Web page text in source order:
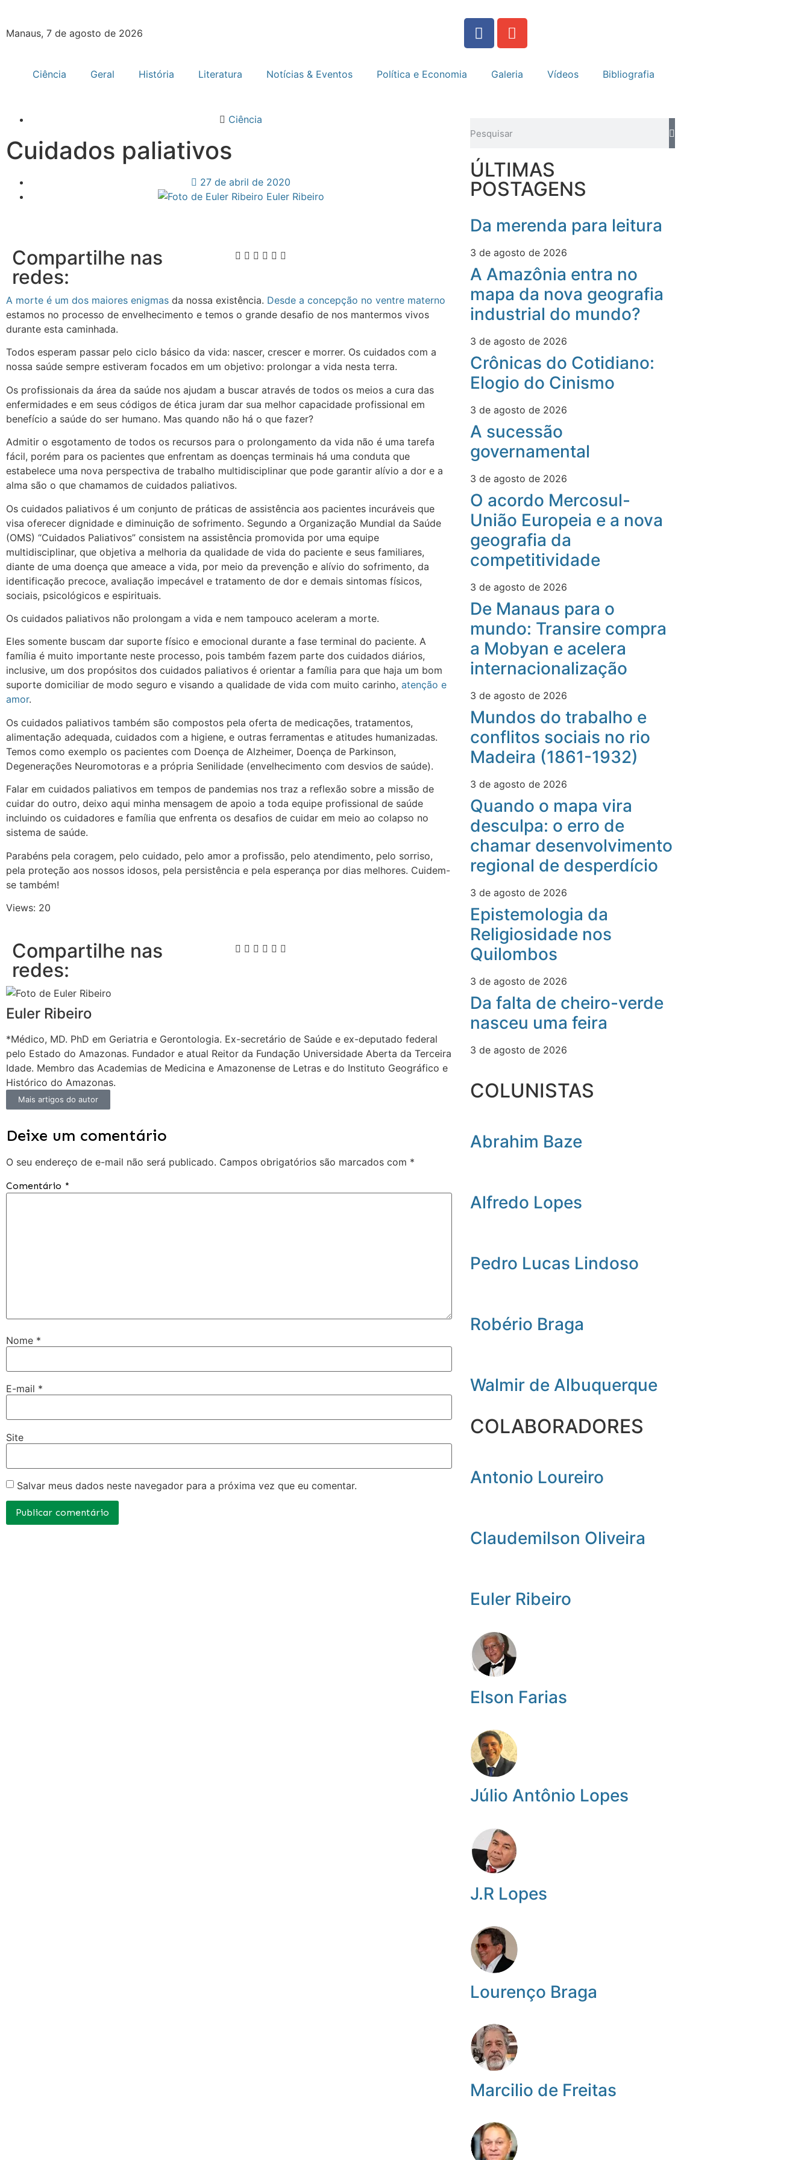
Manaus, 7 de agosto de 2026
Ciência Geral História Literatura Notícias & Eventos Política e Economia Galeria Vídeos Bibliografia
Ciência
Cuidados paliativos
27 de abril de 2020
Euler Ribeiro
Compartilhe nas
redes:
A morte é um dos maiores enigmas da nossa existência. Desde a concepção no ventre materno
estamos no processo de envelhecimento e temos o grande desafio de nos mantermos vivos
durante esta caminhada.
Todos esperam passar pelo ciclo básico da vida: nascer, crescer e morrer. Os cuidados com a
nossa saúde sempre estiveram focados em um objetivo: prolongar a vida nesta terra.
Os profissionais da área da saúde nos ajudam a buscar através de todos os meios a cura das
enfermidades e em seus códigos de ética juram dar sua melhor capacidade profissional em
benefício a saúde do ser humano. Mas quando não há o que fazer?
Admitir o esgotamento de todos os recursos para o prolongamento da vida não é uma tarefa
fácil, porém para os pacientes que enfrentam as doenças terminais há uma conduta que
estabelece uma nova perspectiva de trabalho multidisciplinar que pode garantir alívio a dor e a
alma são o que chamamos de cuidados paliativos.
Os cuidados paliativos é um conjunto de práticas de assistência aos pacientes incuráveis que
visa oferecer dignidade e diminuição de sofrimento. Segundo a Organização Mundial da Saúde
(OMS) “Cuidados Paliativos” consistem na assistência promovida por uma equipe
multidisciplinar, que objetiva a melhoria da qualidade de vida do paciente e seus familiares,
diante de uma doença que ameace a vida, por meio da prevenção e alívio do sofrimento, da
identificação precoce, avaliação impecável e tratamento de dor e demais sintomas físicos,
sociais, psicológicos e espirituais.
Os cuidados paliativos não prolongam a vida e nem tampouco aceleram a morte.
Eles somente buscam dar suporte físico e emocional durante a fase terminal do paciente. A
família é muito importante neste processo, pois também fazem parte dos cuidados diários,
inclusive, um dos propósitos dos cuidados paliativos é orientar a família para que haja um bom
suporte domiciliar de modo seguro e visando a qualidade de vida com muito carinho, atenção e
amor.
Os cuidados paliativos também são compostos pela oferta de medicações, tratamentos,
alimentação adequada, cuidados com a higiene, e outras ferramentas e atitudes humanizadas.
Temos como exemplo os pacientes com Doença de Alzheimer, Doença de Parkinson,
Degenerações Neuromotoras e a própria Senilidade (envelhecimento com desvios de saúde).
Falar em cuidados paliativos em tempos de pandemias nos traz a reflexão sobre a missão de
cuidar do outro, deixo aqui minha mensagem de apoio a toda equipe profissional de saúde
incluindo os cuidadores e família que enfrenta os desafios de cuidar em meio ao colapso no
sistema de saúde.
Parabéns pela coragem, pelo cuidado, pelo amor a profissão, pelo atendimento, pelo sorriso,
pela proteção aos nossos idosos, pela persistência e pela esperança por dias melhores. Cuidem-
se também!
Views: 20
Compartilhe nas
redes:
Euler Ribeiro
*Médico, MD. PhD em Geriatria e Gerontologia. Ex-secretário de Saúde e ex-deputado federal
pelo Estado do Amazonas. Fundador e atual Reitor da Fundação Universidade Aberta da Terceira
Idade. Membro das Academias de Medicina e Amazonense de Letras e do Instituto Geográfico e
Histórico do Amazonas.
Mais artigos do autor
Deixe um comentário
O seu endereço de e-mail não será publicado. Campos obrigatórios são marcados com *
Comentário *
Nome *
E-mail *
Site
Salvar meus dados neste navegador para a próxima vez que eu comentar.
ÚLTIMAS
POSTAGENS
Da merenda para leitura
3 de agosto de 2026
A Amazônia entra no
mapa da nova geografia
industrial do mundo?
3 de agosto de 2026
Crônicas do Cotidiano:
Elogio do Cinismo
3 de agosto de 2026
A sucessão
governamental
3 de agosto de 2026
O acordo Mercosul-
União Europeia e a nova
geografia da
competitividade
3 de agosto de 2026
De Manaus para o
mundo: Transire compra
a Mobyan e acelera
internacionalização
3 de agosto de 2026
Mundos do trabalho e
conflitos sociais no rio
Madeira (1861-1932)
3 de agosto de 2026
Quando o mapa vira
desculpa: o erro de
chamar desenvolvimento
regional de desperdício
3 de agosto de 2026
Epistemologia da
Religiosidade nos
Quilombos
3 de agosto de 2026
Da falta de cheiro-verde
nasceu uma feira
3 de agosto de 2026
COLUNISTAS
Abrahim Baze
Alfredo Lopes
Pedro Lucas Lindoso
Robério Braga
Walmir de Albuquerque
COLABORADORES
Antonio Loureiro
Claudemilson Oliveira
Euler Ribeiro
Elson Farias
Júlio Antônio Lopes
J.R Lopes
Lourenço Braga
Marcilio de Freitas